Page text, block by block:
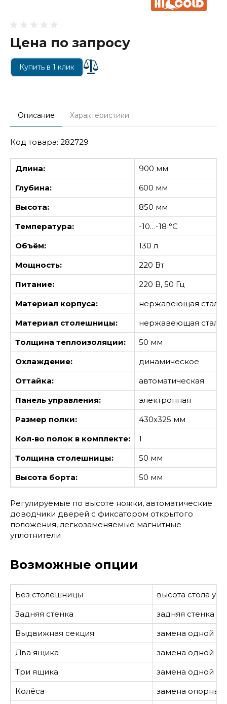
Цена по запросу
Купить в 1 клик
Описание Характеристики
Код товара: 282729
Длина:
900 мм
Глубина:
600 мм
Высота:
850 мм
Температура:
-10…-18 °С
Объём:
130 л
Мощность:
220 Вт
Питание:
220 В, 50 Гц
Материал корпуса:
нержавеющая сталь
Материал столешницы:
нержавеющая сталь
Толщина теплоизоляции:
50 мм
Охлаждение:
динамическое
Оттайка:
автоматическая
Панель управления:
электронная
Размер полки:
430х325 мм
Кол-во полок в комплекте:
1
Толщина столешницы:
50 мм
Высота борта:
50 мм
Регулируемые по высоте ножки, автоматические
доводчики дверей с фиксатором открытого
положения, легкозаменяемые магнитные
уплотнители
Возможные опции
Без столешницы
высота стола
Задняя стенка
задняя стенка
Выдвижная секция
замена одной
Два ящика
замена одной
Три ящика
замена одной
Колёса
замена опорных